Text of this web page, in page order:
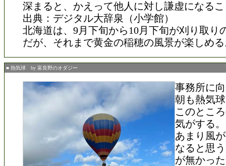
深まると、かえって他人に対し謙虚になる
出典：デジタル大辞泉（小学館）
北海道は、9月下旬から10月下旬が刈り取り
だが、それまで黄金の稲穂の風景が楽しめ
■ 熱気球 by 富良野のオダジー
事務所に
朝も熱気
このとこ
気がする。
あまり風
なると思
が無かっ